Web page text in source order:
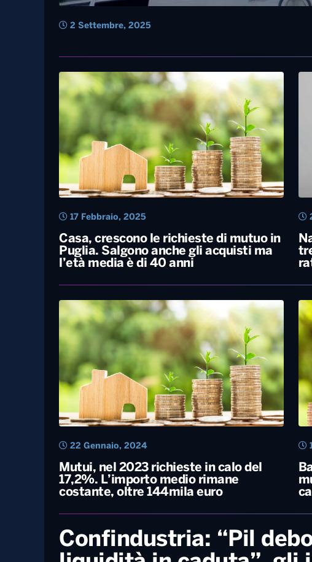
2 Settembre, 2025
Casa, crescono le richieste di mutuo in
Puglia. Salgono anche gli acquisti ma
17 Febbraio, 2025